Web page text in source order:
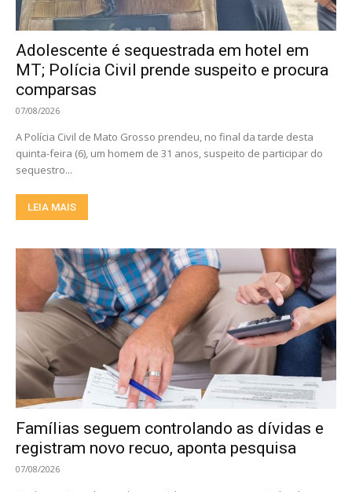
Adolescente é sequestrada em hotel em
MT; Polícia Civil prende suspeito e procura
comparsas
07/08/2026
A Polícia Civil de Mato Grosso prendeu, no final da tarde desta
quinta-feira (6), um homem de 31 anos, suspeito de participar do
sequestro...
LEIA MAIS
Famílias seguem controlando as dívidas e
registram novo recuo, aponta pesquisa
07/08/2026